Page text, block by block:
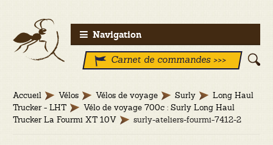
Aller
à
Aller
au
contenu
Navigation
Carnet de commandes >>>
Accueil Vélos Vélos de voyage Surly
Long Haul
Trucker - LHT
Vélo de voyage 700c : Surly Long Haul
Trucker La Fourmi XT 10V
surly-ateliers-fourmi-7412-2